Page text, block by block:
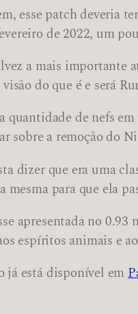
esse patch deveria
de 2022, um
a mais importante
do que é e será
quantidade de nefs
sobre a remoção do
dizer que era uma
para que ela
apresentada no
espíritos animais e
já está disponível em